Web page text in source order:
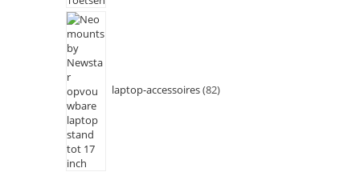
laptop-accessoires 82